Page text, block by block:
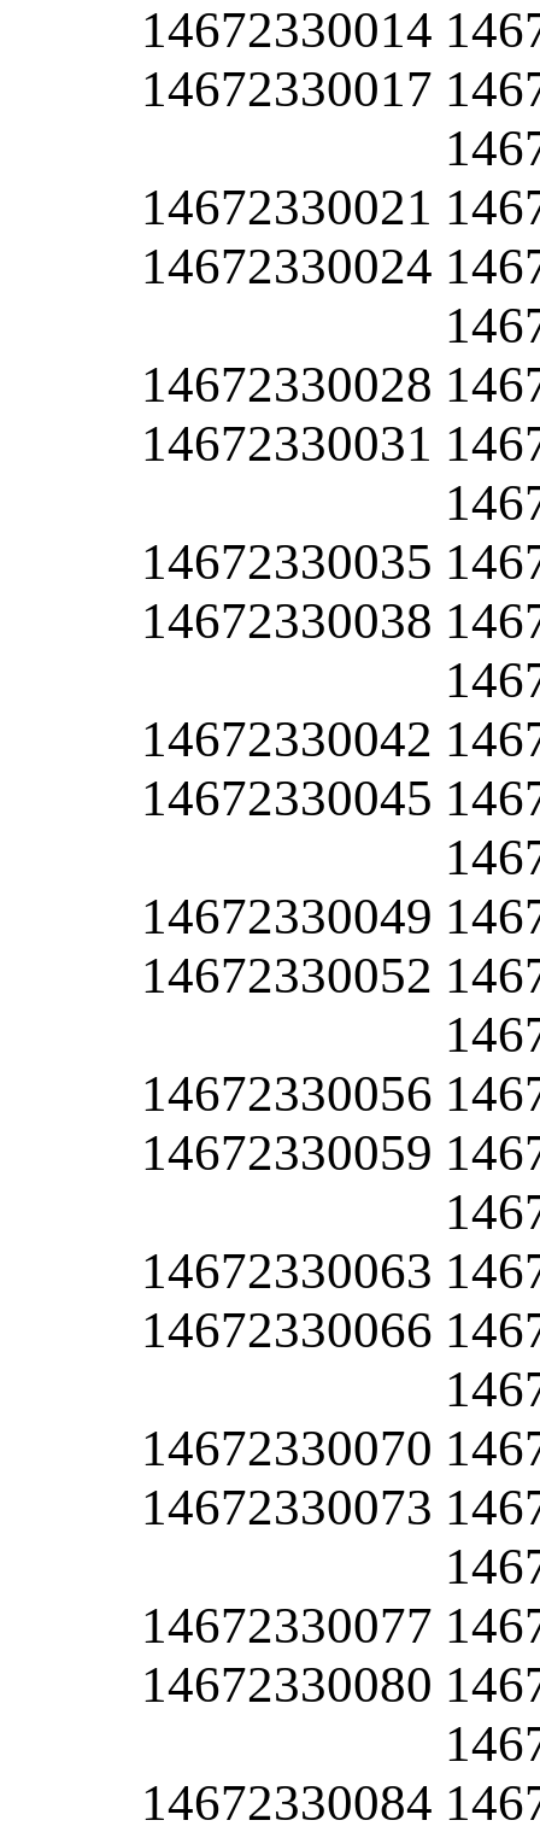
14672330014
14672330017
14672330021
14672330024
14672330028
14672330031
14672330035
14672330038
14672330042
14672330045
14672330049
14672330052
14672330056
14672330059
14672330063
14672330066
14672330070
14672330073
14672330077
14672330080
14672330084